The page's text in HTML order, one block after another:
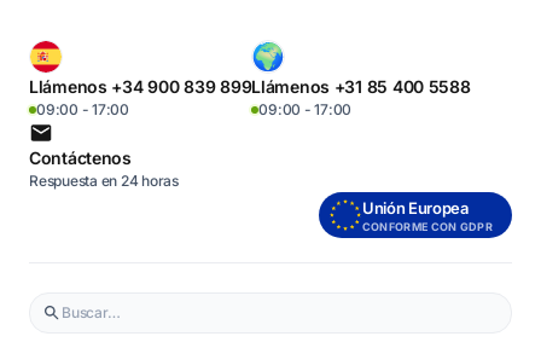
Llámenos +34 900 839 899
09:00 - 17:00
Llámenos +31 85 400 5588
09:00 - 17:00
Contáctenos
Respuesta en 24 horas
Unión Europea
CONFORME CON GDPR